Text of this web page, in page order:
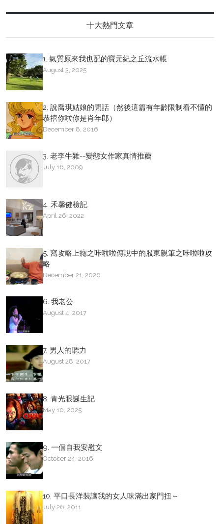
十大熱門文章
1. 氣質原來我也配的寶元紀之丘流水帳
August 3, 2025
2. 說喬琪姑娘的閒話（然後這篇有年齡限制看不懂的
恭禧你啦你是肖年郎）
December 8, 2016
3. 老李牛雜--變態女作家真情推薦
July 16, 2009
4. 禾馨健檢記
April 26, 2022
5. 寫攻略上癮之咔啦啦傳說中的股東親筆之咔啦啦攻
略
December 21, 2020
6. 我老公
August 4, 2017
7. 男人的聽力
August 28, 2017
8. 青光眼誕生記
May 10, 2025
9. 一個自我安慰文
October 24, 2016
10. 平口長洋裝讓我的女人味滿出家門扭～
July 26, 2011